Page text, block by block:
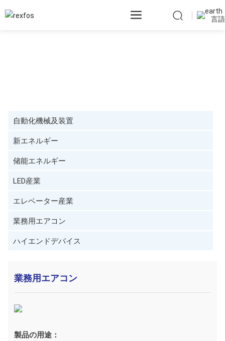
言語
自動化機械及装置
新エネルギー
储能エネルギー
LED産業
エレベーター産業
業務用エアコン
ハイエンドデバイス
業務用エアコン
製品の用途：